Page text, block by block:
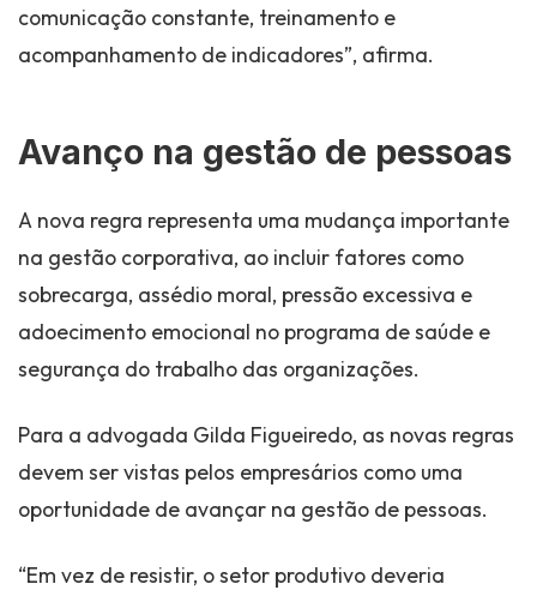
comunicação constante, treinamento e
acompanhamento de indicadores”, afirma.
Avanço na gestão de pessoas
A nova regra representa uma mudança importante
na gestão corporativa, ao incluir fatores como
sobrecarga, assédio moral, pressão excessiva e
adoecimento emocional no programa de saúde e
segurança do trabalho das organizações.
Para a advogada Gilda Figueiredo, as novas regras
devem ser vistas pelos empresários como uma
oportunidade de avançar na gestão de pessoas.
“Em vez de resistir, o setor produtivo deveria